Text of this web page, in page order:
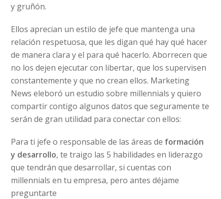
y gruñón.
Ellos aprecian un estilo de jefe que mantenga una
relación respetuosa, que les digan qué hay qué hacer
de manera clara y el para qué hacerlo. Aborrecen que
no los dejen ejecutar con libertar, que los supervisen
constantemente y que no crean ellos. Marketing
News eleboró un estudio sobre millennials y quiero
compartir contigo algunos datos que seguramente te
serán de gran utilidad para conectar con ellos:
Para ti jefe o responsable de las áreas de formación
y desarrollo, te traigo las 5 habilidades en liderazgo
que tendrán que desarrollar, si cuentas con
millennials en tu empresa, pero antes déjame
preguntarte